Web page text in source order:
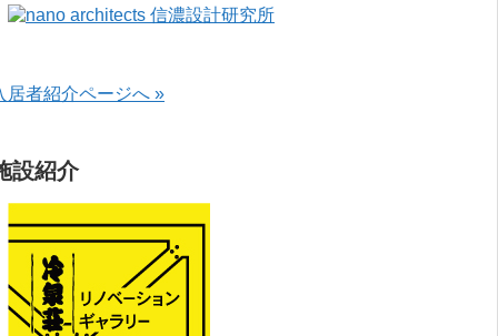
居者紹介ページへ »
設紹介